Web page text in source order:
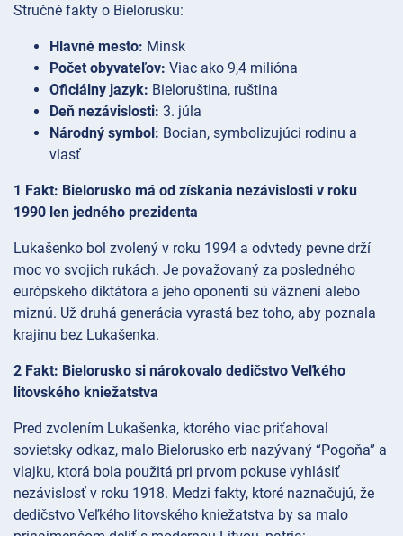
Stručné fakty o Bielorusku:
Hlavné mesto: Minsk
Počet obyvateľov: Viac ako 9,4 milióna
Oficiálny jazyk: Bieloruština, ruština
Deň nezávislosti: 3. júla
Národný symbol: Bocian, symbolizujúci rodinu a
vlasť
1 Fakt: Bielorusko má od získania nezávislosti v roku
1990 len jedného prezidenta
Lukašenko bol zvolený v roku 1994 a odvtedy pevne drží
moc vo svojich rukách. Je považovaný za posledného
európskeho diktátora a jeho oponenti sú väznení alebo
miznú. Už druhá generácia vyrastá bez toho, aby poznala
krajinu bez Lukašenka.
2 Fakt: Bielorusko si nárokovalo dedičstvo Veľkého
litovského kniežatstva
Pred zvolením Lukašenka, ktorého viac priťahoval
sovietsky odkaz, malo Bielorusko erb nazývaný “Pogoňa” a
vlajku, ktorá bola použitá pri prvom pokuse vyhlásiť
nezávislosť v roku 1918. Medzi fakty, ktoré naznačujú, že
dedičstvo Veľkého litovského kniežatstva by sa malo